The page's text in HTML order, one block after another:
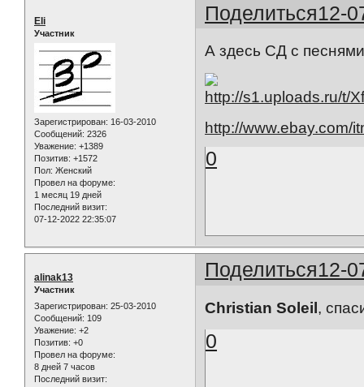
Поделиться12-
Eli
Участник
Зарегистрирован: 16-03-2010
Сообщений: 2326
Уважение: +1389
Позитив: +1572
Пол: Женский
Провел на форуме:
1 месяц 19 дней
Последний визит:
07-12-2022 22:35:07
А здесь СД с
http://
0
Поделиться12-
alinak13
Участник
Зарегистрирован: 25-03-2010
Сообщений: 109
Уважение: +2
Позитив: +0
Провел на форуме:
8 дней 7 часов
Последний визит:
Christian Soleil,
0